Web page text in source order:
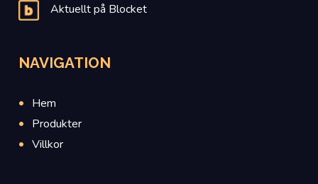
Aktuellt på Blocket
NAVIGATION
Hem
Produkter
Villkor